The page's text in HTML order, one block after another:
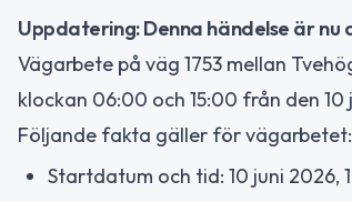
Uppdatering: Denna händelse är nu
Vägarbete på väg 1753 mellan
klockan 06:00 och 15:00 från den 10
Följande fakta gäller för vägarbetet:
Startdatum och tid: 10 juni 2026,